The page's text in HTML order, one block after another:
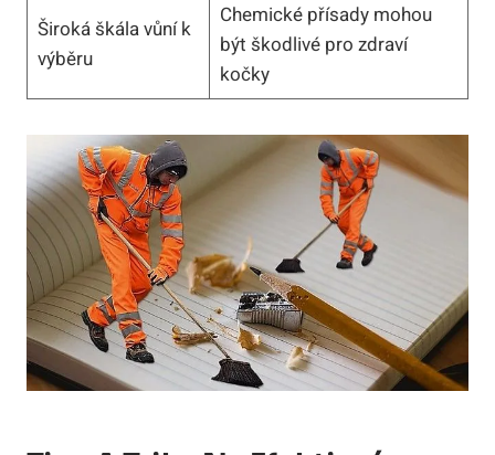
Široká škála vůní k
výběru
Chemické přísady mohou
být škodlivé pro zdraví
kočky